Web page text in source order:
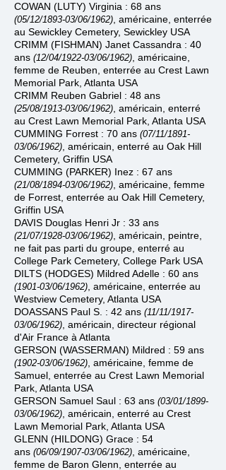
COWAN (LUTY) Virginia : 68 ans
(05/12/1893-03/06/1962) , américaine, enterrée
au Sewickley Cemetery, Sewickley USA
CRIMM (FISHMAN) Janet Cassandra : 40
ans (12/04/1922-03/06/1962) , américaine,
femme de Reuben, enterrée au Crest Lawn
Memorial Park, Atlanta USA
CRIMM Reuben Gabriel : 48 ans
(25/08/1913-03/06/1962) , américain, enterré
au Crest Lawn Memorial Park, Atlanta USA
CUMMING Forrest : 70 ans (07/11/1891-
03/06/1962) , américain, enterré au Oak Hill
Cemetery, Griffin USA
CUMMING (PARKER) Inez : 67 ans
(21/08/1894-03/06/1962) , américaine, femme
de Forrest, enterrée au Oak Hill Cemetery,
Griffin USA
DAVIS Douglas Henri Jr : 33 ans
(21/07/1928-03/06/1962) , américain, peintre,
ne fait pas parti du groupe, enterré au
College Park Cemetery, College Park USA
DILTS (HODGES) Mildred Adelle : 60 ans
(1901-03/06/1962) , américaine, enterrée au
Westview Cemetery, Atlanta USA
DOASSANS Paul S. : 42 ans (11/11/1917-
03/06/1962) , américain, directeur régional
d'Air France à Atlanta
GERSON (WASSERMAN) Mildred : 59 ans
(1902-03/06/1962) , américaine, femme de
Samuel, enterrée au Crest Lawn Memorial
Park, Atlanta USA
GERSON Samuel Saul : 63 ans (03/01/1899-
03/06/1962) , américain, enterré au Crest
Lawn Memorial Park, Atlanta USA
GLENN (HILDONG) Grace : 54
ans (06/09/1907-03/06/1962) , américaine,
femme de Baron Glenn, enterrée au